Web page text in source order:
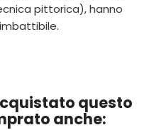
pittorica), hanno
questo
anche: